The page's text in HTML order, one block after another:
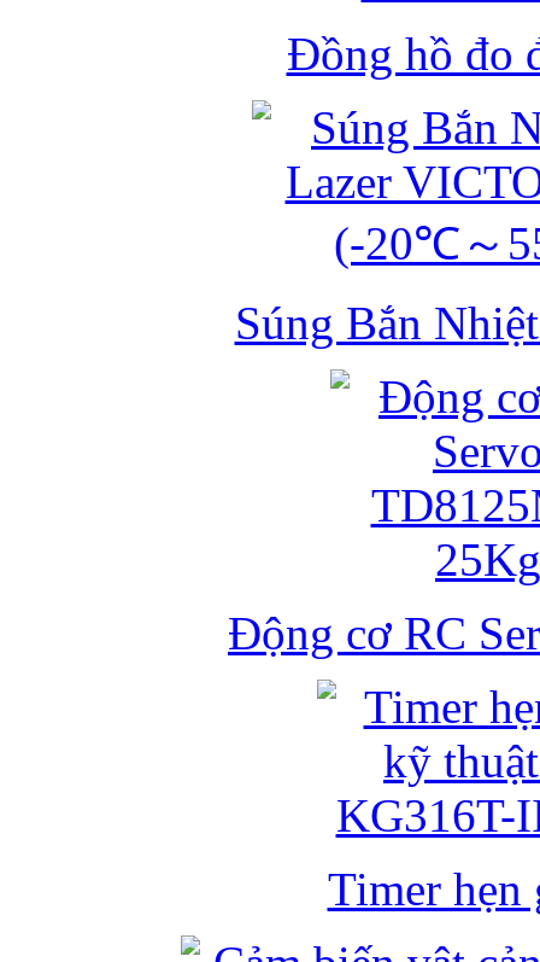
Đồng hồ đo
Súng Bắn
Động cơ RC
Timer hẹn